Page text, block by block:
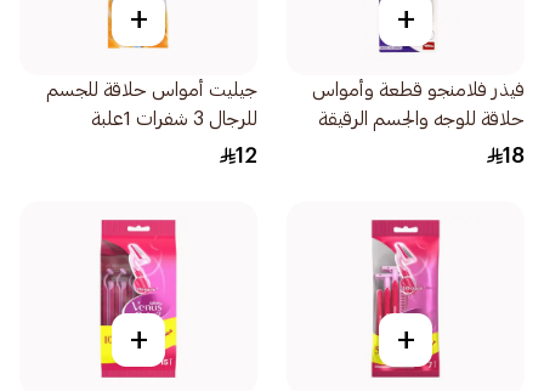
+
فيذر فلامنجو قطعة وأمواس
حلاقة للوجه والجسم الرقيقة
1قطعة
18
+
جيليت أمواس حلاقة للجسم
للرجال 3 شفرات 1علبة
12
+
+